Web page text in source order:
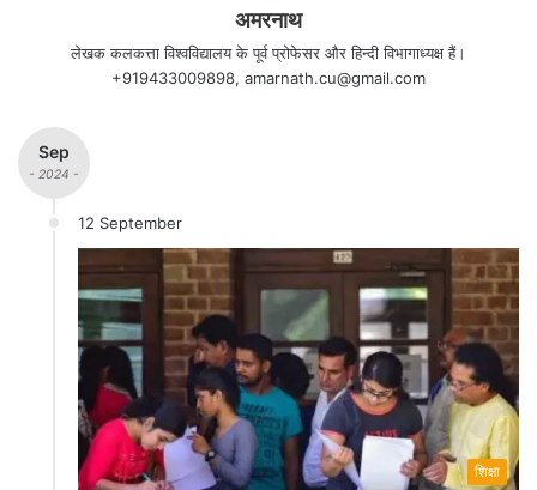
अमरनाथ
लेखक कलकत्ता विश्वविद्यालय के पूर्व प्रोफेसर और हिन्दी विभागाध्यक्ष हैं।
+919433009898, amarnath.cu@gmail.com
Sep
- 2024 -
12 September
शिक्षा